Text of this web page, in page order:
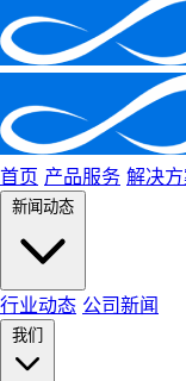
首页 产品服务 解决
新闻动态
行业动态 公司新闻
我们